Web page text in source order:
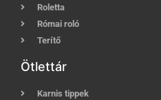
Roletta
Római roló
Terítő
Ötlettár
Karnis tippek